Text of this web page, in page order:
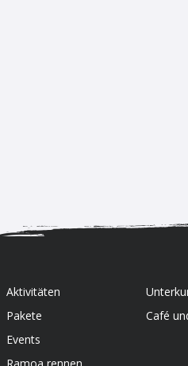
Aktivitäten
Pakete
Events
Café